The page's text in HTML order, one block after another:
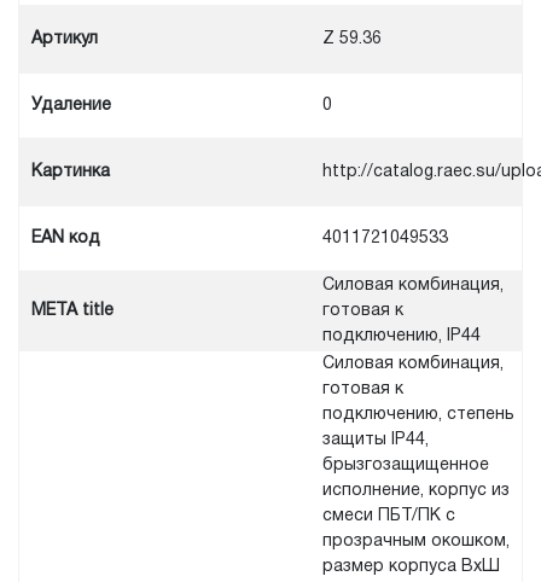
Артикул Z 59.36
Удаление 0
Картинка http://catalog.raec.su/
EAN код 4011721049533
META title
Силовая комбинация,
готовая к
подключению, IP44
Силовая комбинация,
готовая к
подключению, степень
защиты IP44,
брызгозащищенное
исполнение, корпус из
смеси ПБТ/ПК с
прозрачным окошком,
размер корпуса ВxШ